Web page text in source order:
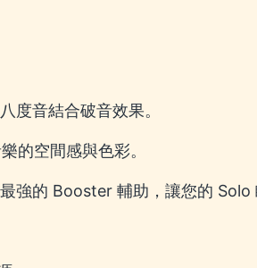
度音結合破音效果。
的空間感與色彩。
的 Booster 輔助，讓您的 Solo